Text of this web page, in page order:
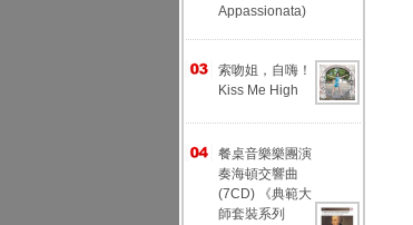
Appassionata)
索吻姐，自嗨！
Kiss Me High
餐桌音樂樂團演
奏海頓交響曲
(7CD) 《典範大
師套裝系列